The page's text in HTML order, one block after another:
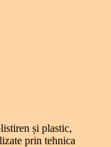
și plastic,
prin tehnica